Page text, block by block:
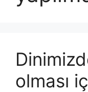
olması